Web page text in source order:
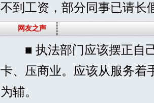
不到工资，部分同事已请长
网友之声
■ 执法部门应该摆正自己
卡、压商业。应该从服务着
为辅。